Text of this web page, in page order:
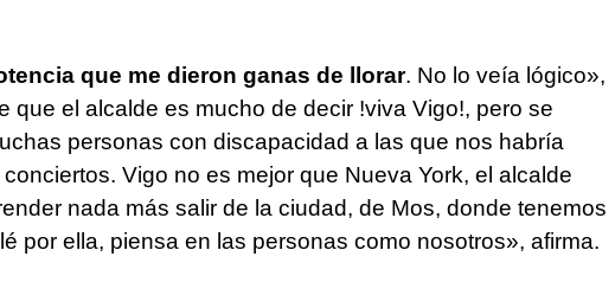
que me dieron ganas de llorar. No lo veía lógico»,
que el alcalde es mucho de decir !viva Vigo!, pero se
personas con discapacidad a las que nos habría
Vigo no es mejor que Nueva York, el alcalde
nada más salir de la ciudad, de Mos, donde tenemos
por ella, piensa en las personas como nosotros», afirma.